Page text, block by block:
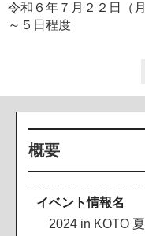
令和６年７月２２日（
～５日程度
概要
イベント情報名
2024 in KOTO